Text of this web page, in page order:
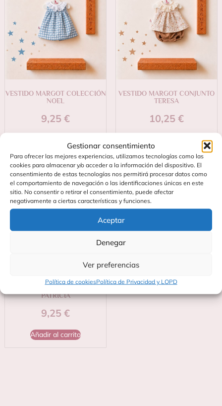
Gestionar consentimiento
Para ofrecer las mejores experiencias, utilizamos tecnologías como las
cookies para almacenar y/o acceder a la información del dispositivo. El
consentimiento de estas tecnologías nos permitirá procesar datos como
el comportamiento de navegación o las identificaciones únicas en este
sitio. No consentir o retirar el consentimiento, puede afectar
negativamente a ciertas características y funciones.
Aceptar
Denegar
Ver preferencias
Política de cookiesPolítica de Privacidad y LOPD
VESTIDO MARGOT COLECCIÓN
NOEL
9,25 €
VESTIDO MARGOT CONJUNTO
TERESA
10,25 €
PATRICIA
9,25 €
Añadir al carrito